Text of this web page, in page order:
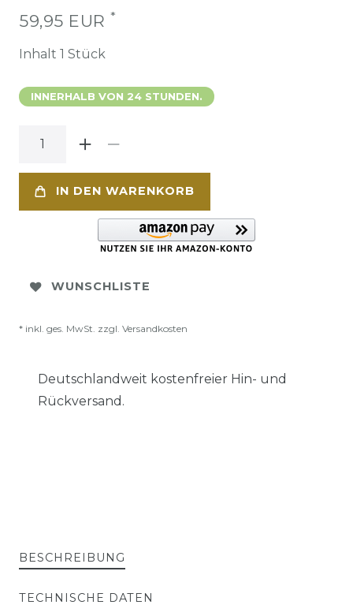
59,95 EUR *
Inhalt 1 Stück
INNERHALB VON 24 STUNDEN.
IN DEN WARENKORB
WUNSCHLISTE
* inkl. ges. MwSt. zzgl. Versandkosten
Deutschlandweit kostenfreier Hin- und
Rückversand.
BESCHREIBUNG
TECHNISCHE DATEN